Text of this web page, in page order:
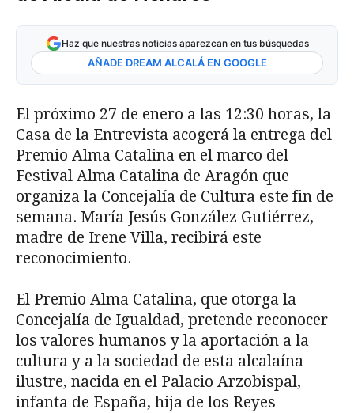
Haz que nuestras noticias aparezcan en tus búsquedas
AÑADE DREAM ALCALÁ EN GOOGLE
El próximo 27 de enero a las 12:30 horas, la
Casa de la Entrevista acogerá la entrega del
Premio Alma Catalina en el marco del
Festival Alma Catalina de Aragón que
organiza la Concejalía de Cultura este fin de
semana. María Jesús González Gutiérrez,
madre de Irene Villa, recibirá este
reconocimiento.
El Premio Alma Catalina, que otorga la
Concejalía de Igualdad, pretende reconocer
los valores humanos y la aportación a la
cultura y a la sociedad de esta alcalaína
ilustre, nacida en el Palacio Arzobispal,
infanta de España, hija de los Reyes